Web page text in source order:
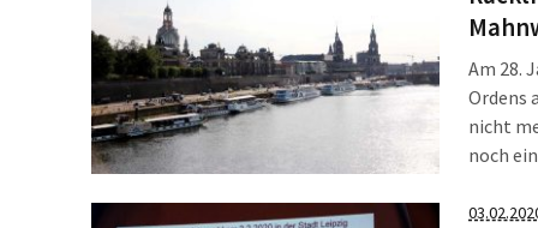
Am 28.
Ordens
nicht
noch
seither